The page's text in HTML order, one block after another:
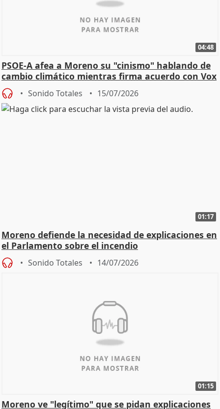
04:48
PSOE-A afea a Moreno su "cinismo" hablando de
cambio climático mientras firma acuerdo con Vox
Sonido Totales 15/07/2026
01:17
Moreno defiende la necesidad de explicaciones en
el Parlamento sobre el incendio
Sonido Totales 14/07/2026
01:15
Moreno ve "legítimo" que se pidan explicaciones